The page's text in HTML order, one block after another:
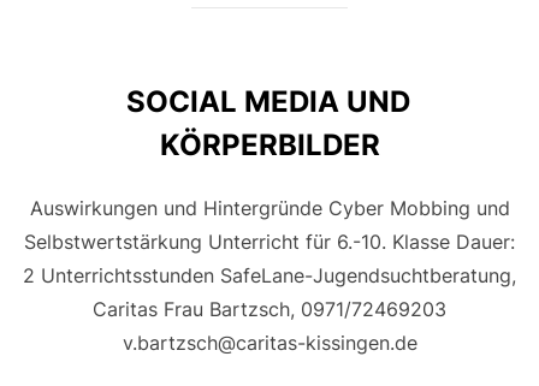
SOCIAL MEDIA UND
KÖRPERBILDER
Auswirkungen und Hintergründe Cyber Mobbing und
Selbstwertstärkung Unterricht für 6.-10. Klasse Dauer:
2 Unterrichtsstunden SafeLane-Jugendsuchtberatung,
Caritas Frau Bartzsch, 0971/72469203
v.bartzsch@caritas-kissingen.de